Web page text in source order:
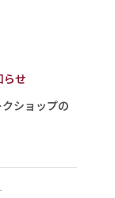
らせ
ショップの